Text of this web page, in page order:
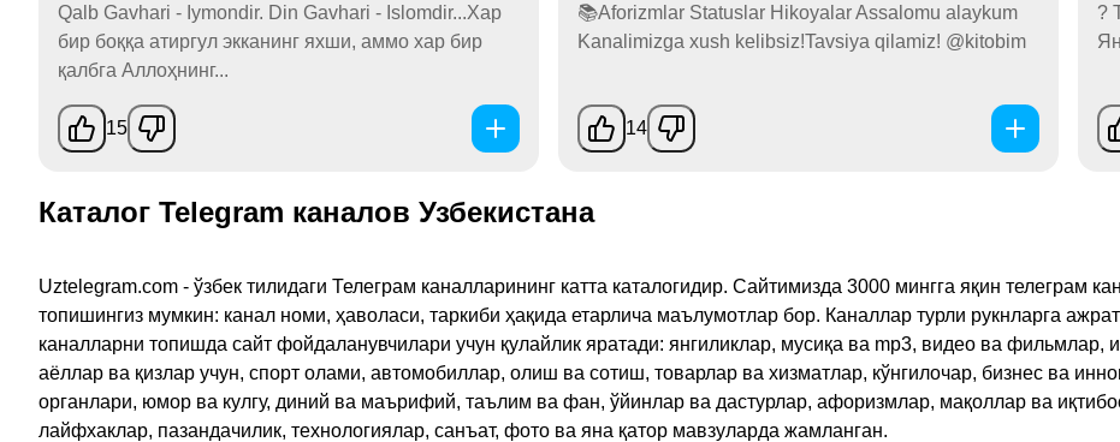
Qalb Gavhari - Iymondir. Din Gavhari - Islomdir...Хар
бир боққа атиргул экканинг яхши, аммо хар бир
қалбга Аллоҳнинг...
15
📚Aforizmlar Statuslar Hikoyalar Assalomu alaykum
Kanalimizga xush kelibsiz!Tavsiya qilamiz! @kitobim
14
?
Каталог Telegram каналов Узбекистана
Uztelegram.com - ўзбек тилидаги Телеграм каналларининг катта каталогидир. Сайтимизда 3000 мингга яқин телеграм
топишингиз мумкин: канал номи, ҳаволаси, таркиби ҳақида етарлича маълумотлар бор. Каналлар турли рукнларга
каналларни топишда сайт фойдаланувчилари учун қулайлик яратади: янгиликлар, мусиқа ва mp3, видео ва фильмлар,
аёллар ва қизлар учун, спорт олами, автомобиллар, олиш ва сотиш, товарлар ва хизматлар, кўнгилочар, бизнес ва
органлари, юмор ва кулгу, диний ва маърифий, таълим ва фан, ўйинлар ва дастурлар, афоризмлар, мақоллар ва
лайфхаклар, пазандачилик, технологиялар, санъат, фото ва яна қатор мавзуларда жамланган.